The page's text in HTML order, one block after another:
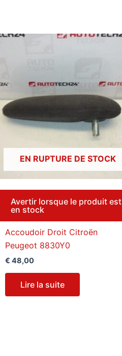
EN RUPTURE DE STOCK
Avertir lorsque le produit est
en stock
Accoudoir Droit Citroën
Peugeot 8830Y0
€ 48,00
Lire la suite